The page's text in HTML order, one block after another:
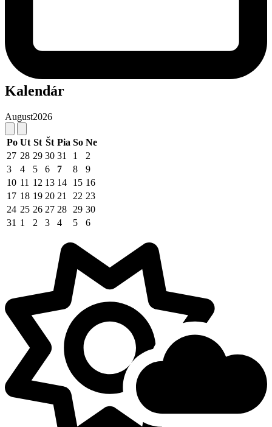
Kalendár
August2026
Po Ut St Št Pia So Ne
27 28 29 30 31 1
2
3
4 5 6 7 8
9
10 11 12 13 14 15 16
17 18 19 20 21 22 23
24 25 26 27 28 29 30
31 1 2 3 4 5 6